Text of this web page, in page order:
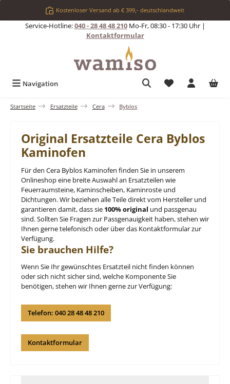
Zum Hauptinhalt springenKostenloser Versand ab € 399,- deutschlandweit
Service-Hotline:040 - 28 48 48 210Mo-Fr, 08:30 - 17:30 Uhr |
Kontaktformular
Navigation Du hast 0
Startseite Ersatzteile Cera Byblos
Original Ersatzteile Cera Byblos
Kaminofen
Für den Cera Byblos Kaminofen finden Sie in unserem
Onlineshop eine breite Auswahl an Ersatzteilen wie
Feuerraumsteine, Kaminscheiben, Kaminroste und
Dichtungen. Wir beziehen alle Teile direkt vom Hersteller und
garantieren damit, dass sie 100% original und passgenau
sind. Sollten Sie Fragen zur Passgenauigkeit haben, stehen wir
Ihnen gerne telefonisch oder über das Kontaktformular zur
Verfügung.
Sie brauchen Hilfe?
Wenn Sie Ihr gewünschtes Ersatzteil nicht finden können
oder sich nicht sicher sind, welche Komponente Sie
benötigen, stehen wir Ihnen gerne zur Verfügung:
Telefon: 040 28 48 48 210
Kontaktformular